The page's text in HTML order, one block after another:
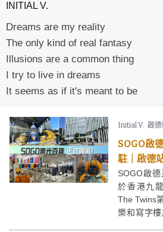
INITIAL V.
Dreams are my reality
The only kind of real fantasy
Illusions are a common thing
I try to live in dreams
It seems as if it's meant to be
Initial V. 啟
SOGO啟
駐｜啟德
SOGO啟
於香港九
The Twins
樂和寫字